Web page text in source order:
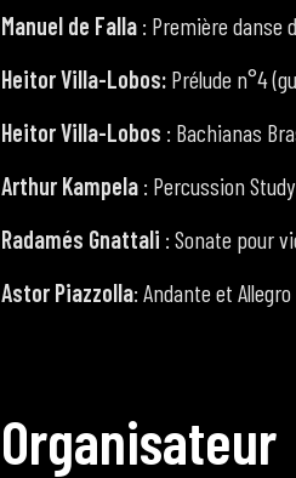
Manuel de Falla : Première danse
Heitor Villa-Lobos: Prélude n°4
Heitor Villa-Lobos : Bachianas
Arthur Kampela : Percussion
Radamés Gnattali : Sonate pour
Astor Piazzolla: Andante et Allegro
Organisateur